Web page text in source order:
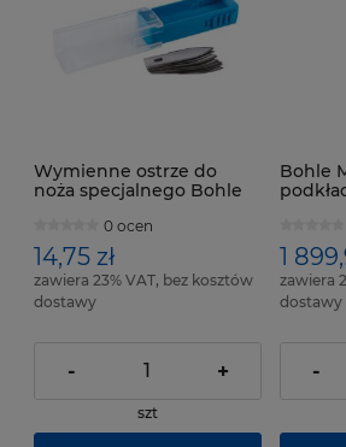
Wymienne ostrze do
noża specjalnego Bohle
0 ocen
14,75 zł
zawiera 23% VAT, bez kosztów
dostawy
- +
szt
Bohle
1
zawiera
dostawy
-